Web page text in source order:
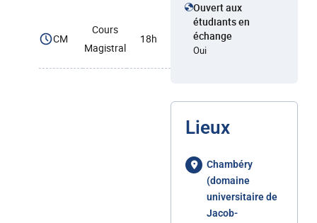
CM
Cours
Magistral
18h
Ouvert aux
étudiants en
échange
Oui
Lieux
Chambéry
(domaine
universitaire de
Jacob-